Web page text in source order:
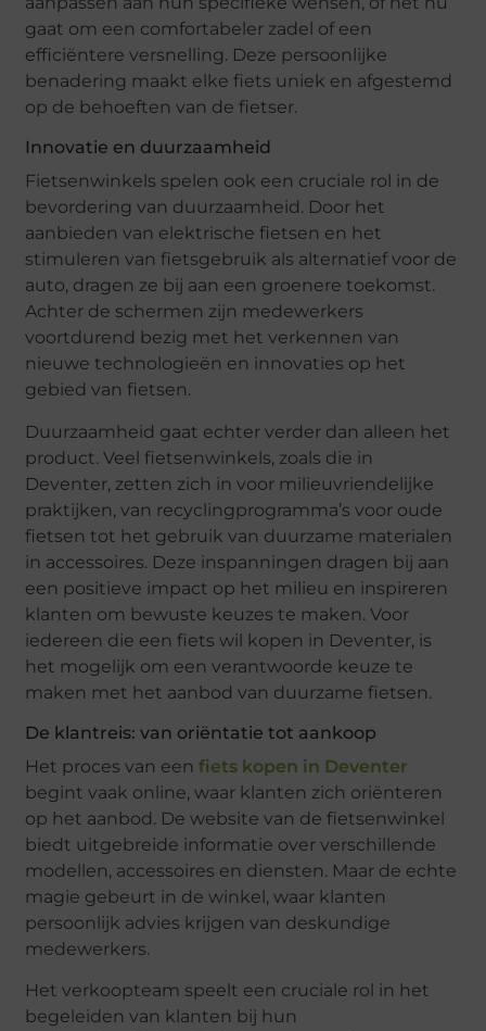
gaat om een comfortabeler zadel of een
efficiëntere versnelling. Deze persoonlijke
benadering maakt elke fiets uniek en afgestemd
op de behoeften van de fietser.
Innovatie en duurzaamheid
Fietsenwinkels spelen ook een cruciale rol in de
bevordering van duurzaamheid. Door het
aanbieden van elektrische fietsen en het
stimuleren van fietsgebruik als alternatief voor de
auto, dragen ze bij aan een groenere toekomst.
Achter de schermen zijn medewerkers
voortdurend bezig met het verkennen van
nieuwe technologieën en innovaties op het
gebied van fietsen.
Duurzaamheid gaat echter verder dan alleen het
product. Veel fietsenwinkels, zoals die in
Deventer, zetten zich in voor milieuvriendelijke
praktijken, van recyclingprogramma’s voor oude
fietsen tot het gebruik van duurzame materialen
in accessoires. Deze inspanningen dragen bij aan
een positieve impact op het milieu en inspireren
klanten om bewuste keuzes te maken. Voor
iedereen die een fiets wil kopen in Deventer, is
het mogelijk om een verantwoorde keuze te
maken met het aanbod van duurzame fietsen.
De klantreis: van oriëntatie tot aankoop
Het proces van eenfiets kopen in Deventer
begint vaak online, waar klanten zich oriënteren
op het aanbod. De website van de fietsenwinkel
biedt uitgebreide informatie over verschillende
modellen, accessoires en diensten. Maar de echte
magie gebeurt in de winkel, waar klanten
persoonlijk advies krijgen van deskundige
medewerkers.
Het verkoopteam speelt een cruciale rol in het
begeleiden van klanten bij hun